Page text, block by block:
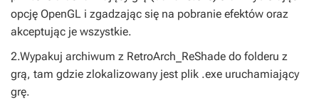
opcję OpenGL i zgadzając się na pobranie efektów oraz
akceptując je wszystkie.
2.Wypakuj archiwum z RetroArch_ReShade do folderu z
grą, tam gdzie zlokalizowany jest plik .exe uruchamiający
grę.